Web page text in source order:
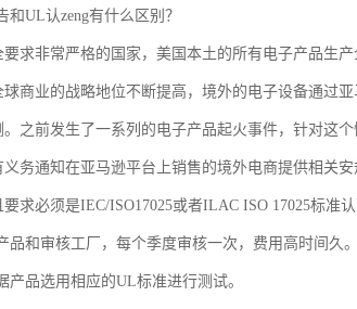
UL认zeng有什么区别？
求非常严格的国家，美国本土的所有电子产品生
商业的战略地位不断提高，境外的电子设备通过
之前发生了一系列的电子产品起火事件，针对这
务通知在亚马逊平台上销售的境外电商提供相关
求必须是IEC/ISO17025或者ILAC ISO 17025标准
品和审核工厂，每个季度审核一次，费用高时间久。
产品选用相应的UL标准进行测试。